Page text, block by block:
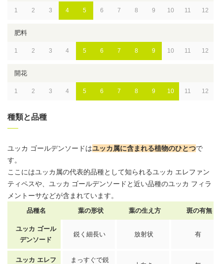
1 2 3 4 5 6 7 8 9 10 11 12
肥料
1 2 3 4 5 6 7 8 9 10 11 12
開花
1 2 3 4 5 6 7 8 9 10 11 12
種類と品種
ユッカ ゴールデンソードはユッカ属に含まれる植物のひとつで
す。
ここにはユッカ属の代表的品種として知られるユッカ エレファン
ティペスや、ユッカ ゴールデンソードと近い品種のユッカ フィラ
メントーサなどが含まれています。
品種名 葉の形状 葉の生え方 斑の有無
ユッカ ゴール
デンソード
鋭く細長い 放射状 有
ユッカ エレフ まっすぐで鋭